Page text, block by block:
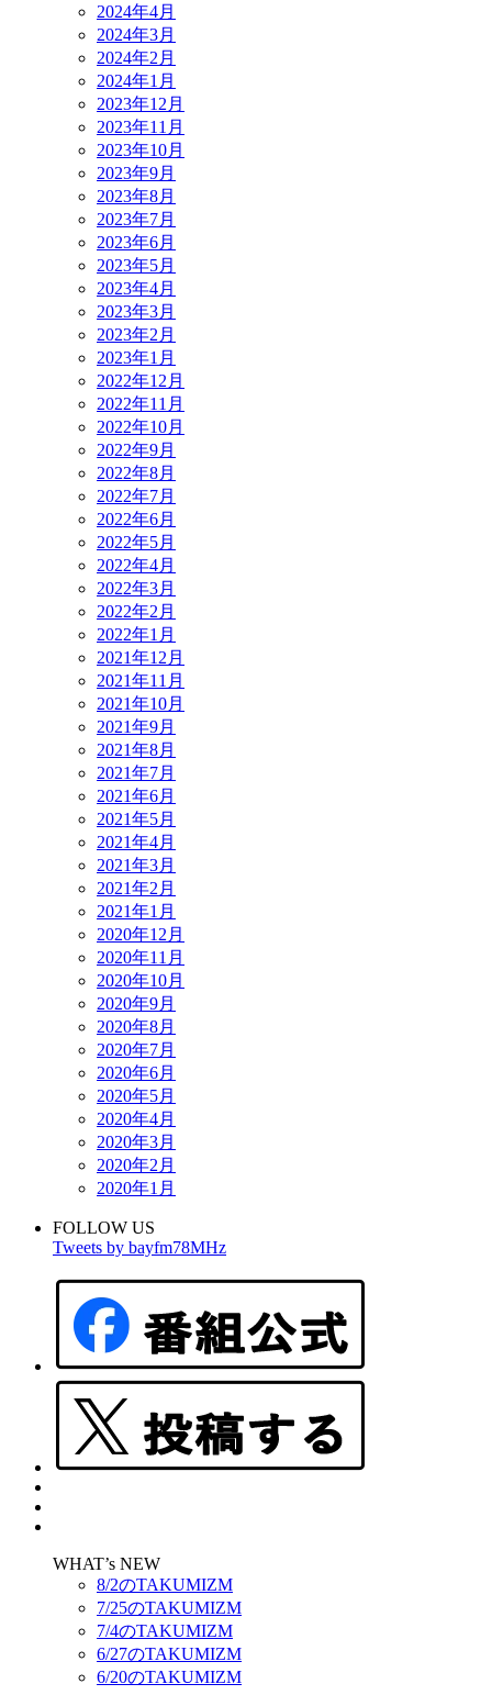
2024年4月
2024年3月
2024年2月
2024年1月
2023年12月
2023年11月
2023年10月
2023年9月
2023年8月
2023年7月
2023年6月
2023年5月
2023年4月
2023年3月
2023年2月
2023年1月
2022年12月
2022年11月
2022年10月
2022年9月
2022年8月
2022年7月
2022年6月
2022年5月
2022年4月
2022年3月
2022年2月
2022年1月
2021年12月
2021年11月
2021年10月
2021年9月
2021年8月
2021年7月
2021年6月
2021年5月
2021年4月
2021年3月
2021年2月
2021年1月
2020年12月
2020年11月
2020年10月
2020年9月
2020年8月
2020年7月
2020年6月
2020年5月
2020年4月
2020年3月
2020年2月
2020年1月
FOLLOW US
Tweets by bayfm78MHz
WHAT’s NEW
8/2のTAKUMIZM
7/25のTAKUMIZM
7/4のTAKUMIZM
6/27のTAKUMIZM
6/20のTAKUMIZM